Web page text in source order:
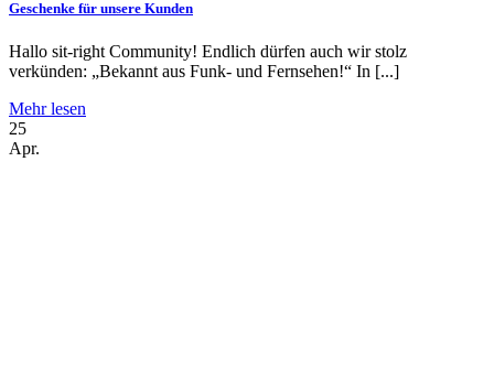
Geschenke für unsere Kunden
Hallo sit-right Community! Endlich dürfen auch wir stolz
verkünden: „Bekannt aus Funk- und Fernsehen!“ In [...]
Mehr lesen
25
Apr.